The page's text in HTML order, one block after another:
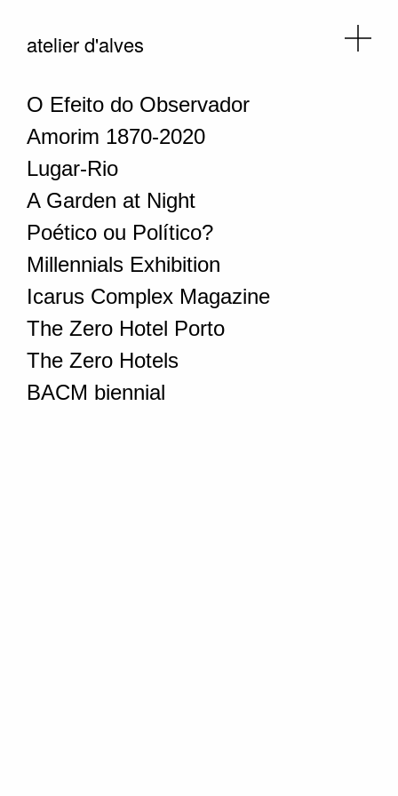
atelier d'alves
O Efeito do Observador
Amorim 1870-2020
Lugar-Rio
A Garden at Night
Poético ou Político?
Millennials Exhibition
Icarus Complex Magazine
The Zero Hotel Porto
The Zero Hotels
BACM biennial